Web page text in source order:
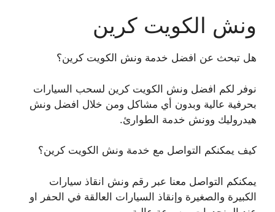
ونش الكويت كرين
هل تبحث عن افضل خدمة ونش الكويت كرين؟
نوفر لكم افضل ونش الكويت كرين لسحب السيارات
بحرفية عالية وبدون أي مشاكل ومن خلال افضل ونش
هيدروليك وونش خدمة الطوارئ.
كيف يمكنكم التواصل مع خدمة ونش الكويت كرين؟
يمكنكم التواصل معنا عبر رقم ونش انقاذ سيارات
الكبيرة والصغيرة وإنقاذ السيارات العالقة في الحفر او